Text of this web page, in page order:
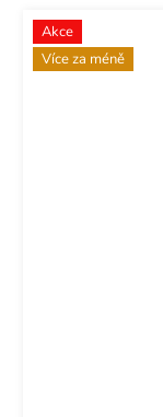
Akce
Více za méně